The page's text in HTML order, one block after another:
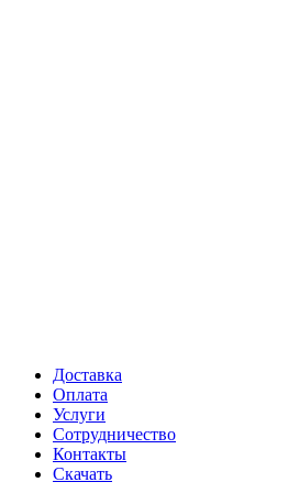
Доставка
Оплата
Услуги
Сотрудничество
Контакты
Скачать